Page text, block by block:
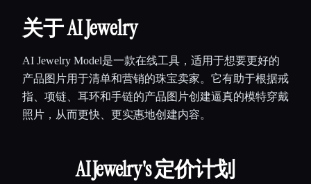
关于 AI Jewelry
AI Jewelry Model是一款在线工具，适用于想要更好的
产品图片用于清单和营销的珠宝卖家。它有助于根据戒
指、项链、耳环和手链的产品图片创建逼真的模特穿戴
照片，从而更快、更实惠地创建内容。
AI Jewelry's 定价计划